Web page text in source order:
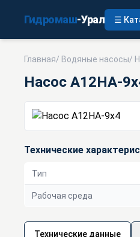
Гидромаш-Урал ☰
Главная/ Водяные насосы/
Насос А12НА-
Технические
Тип
Рабочая среда
Технические данные